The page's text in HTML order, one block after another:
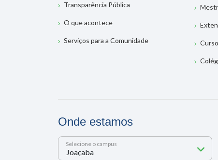
Transparência Pública
O que acontece
Serviços para a Comunidade
Onde estamos
Selecione o campus